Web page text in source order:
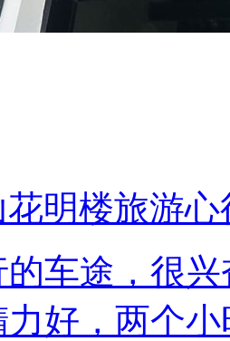
明楼旅游
的车途，很
好，两个